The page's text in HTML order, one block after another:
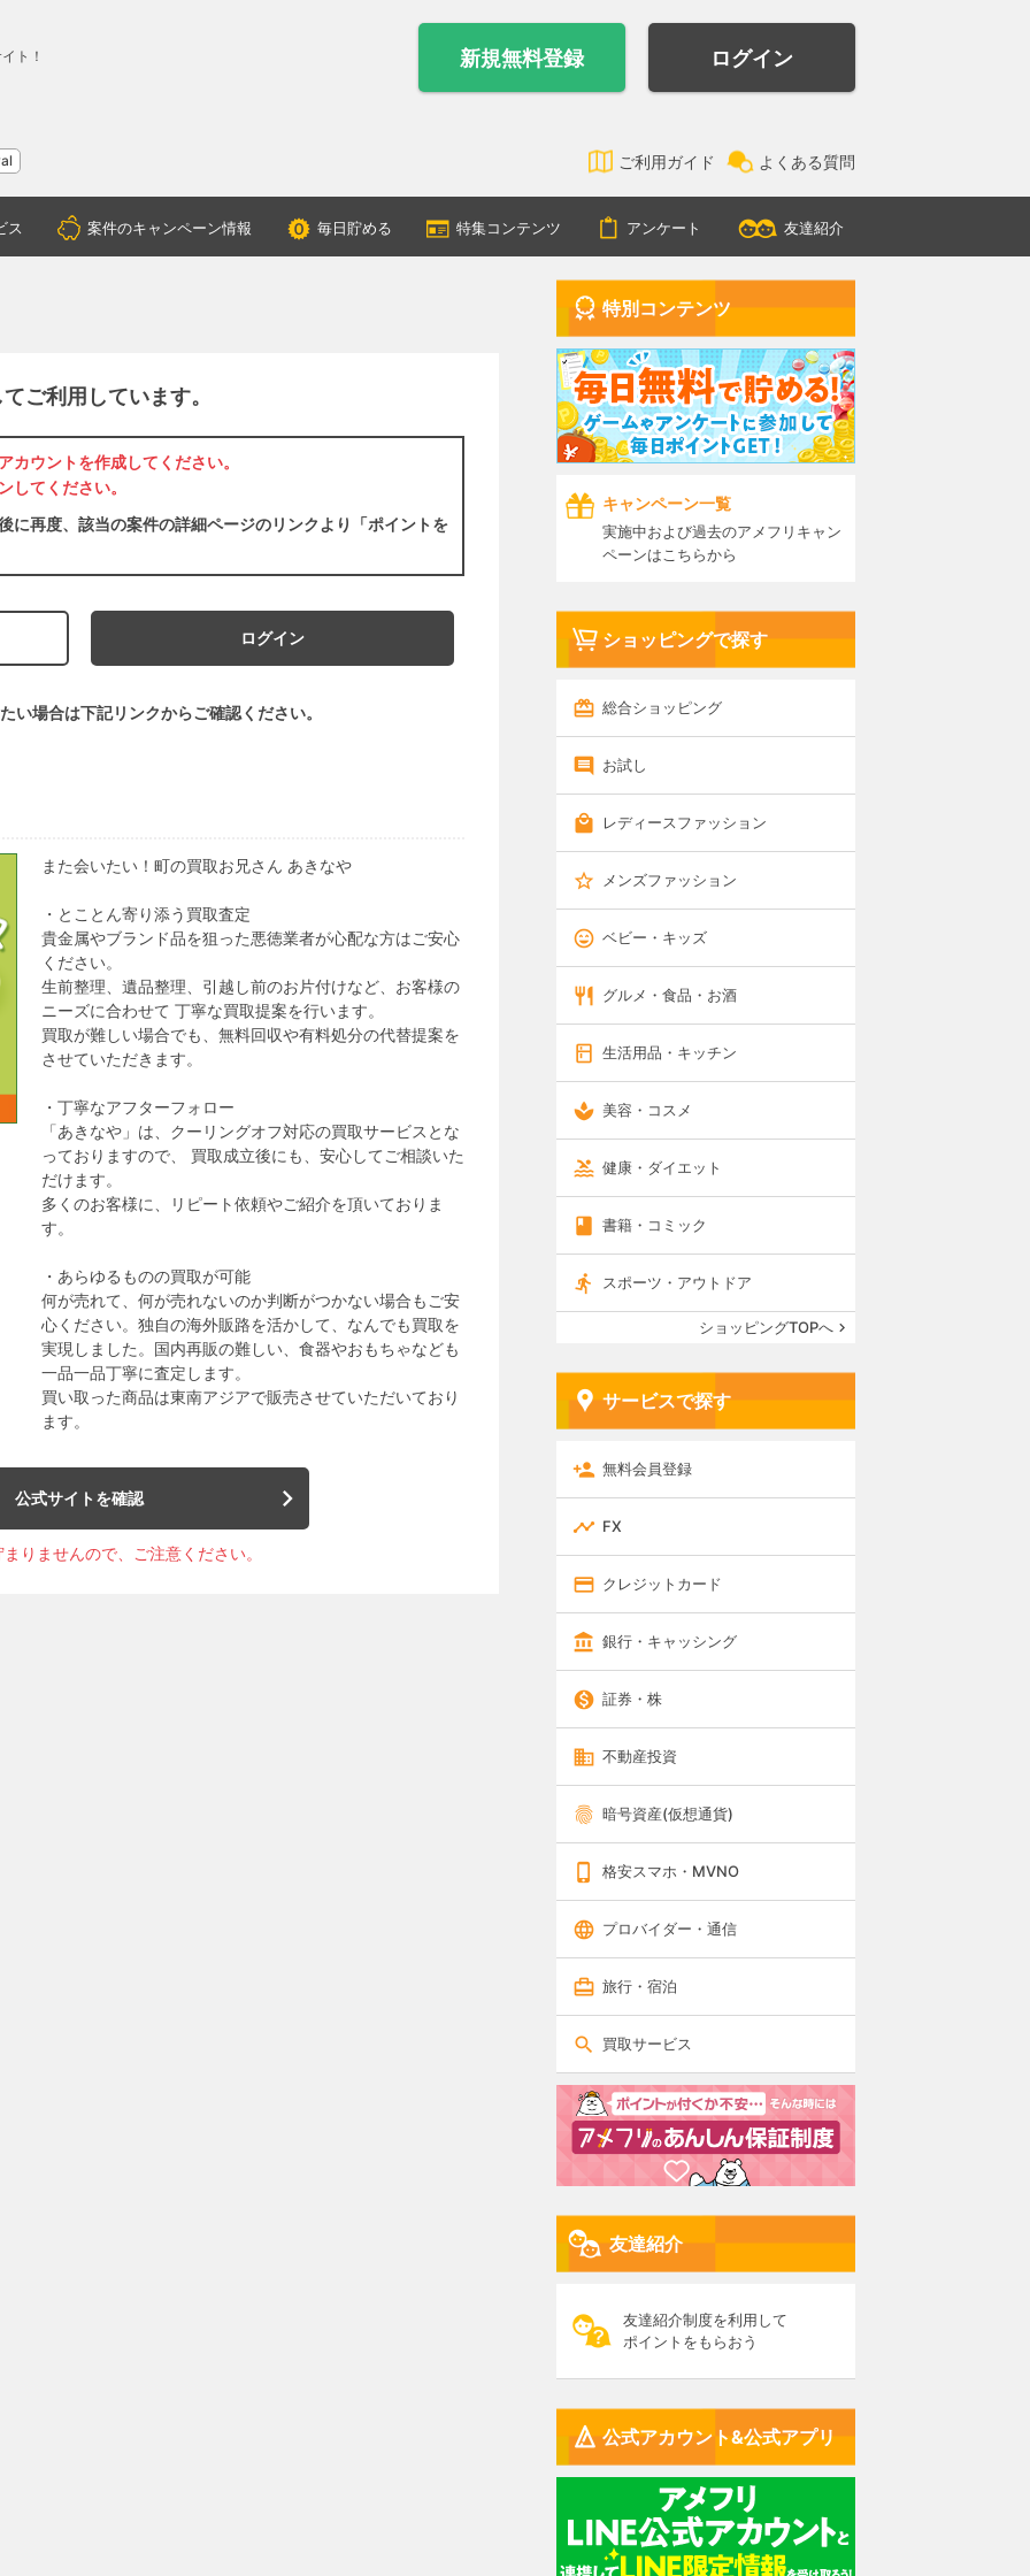
ト！
新規無料登録 ログイン
ご利用ガイド よくある質問
ス 案件のキャンペーン情報 毎日貯める 特集コンテンツ アンケート 友達紹介
ご利用しています。
アカウントを作成してください。
してください。
に再度、該当の案件の詳細ページのリンクより「ポイントを
ログイン
い場合は下記リンクからご確認ください。
また会いたい！町の買取お兄さん あきなや
・とことん寄り添う買取査定
貴金属やブランド品を狙った悪徳業者が心配な方はご安心
ください。
生前整理、遺品整理、引越し前のお片付けなど、お客様の
ニーズに合わせて 丁寧な買取提案を行います。
買取が難しい場合でも、無料回収や有料処分の代替提案を
させていただきます。
・丁寧なアフターフォロー
「あきなや」は、クーリングオフ対応の買取サービスとな
っておりますので、 買取成立後にも、安心してご相談いた
だけます。
多くのお客様に、リピート依頼やご紹介を頂いておりま
す。
・あらゆるものの買取が可能
何が売れて、何が売れないのか判断がつかない場合もご安
心ください。独自の海外販路を活かして、なんでも買取を
実現しました。国内再販の難しい、食器やおもちゃなども
一品一品丁寧に査定します。
買い取った商品は東南アジアで販売させていただいており
ます。
公式サイトを確認
りませんので、ご注意ください。
特別コンテンツ
キャンペーン一覧
実施中および過去のアメフリキャン
ペーンはこちらから
ショッピングで探す
総合ショッピング
お試し
レディースファッション
メンズファッション
ベビー・キッズ
グルメ・食品・お酒
生活用品・キッチン
美容・コスメ
健康・ダイエット
書籍・コミック
スポーツ・アウトドア
ショッピングTOPへ
サービスで探す
無料会員登録
FX
クレジットカード
銀行・キャッシング
証券・株
不動産投資
暗号資産(仮想通貨)
格安スマホ・MVNO
プロバイダー・通信
旅行・宿泊
買取サービス
友達紹介
友達紹介制度を利用して
ポイントをもらおう
公式アカウント&公式アプリ